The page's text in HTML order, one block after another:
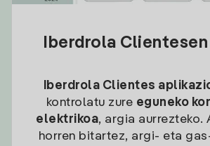
Iberdrola Clientesen
Iberdrola Clientes
kontrolatu zure eguneko
elektrikoa, argia aurrezteko.
horren bitartez, argi- eta